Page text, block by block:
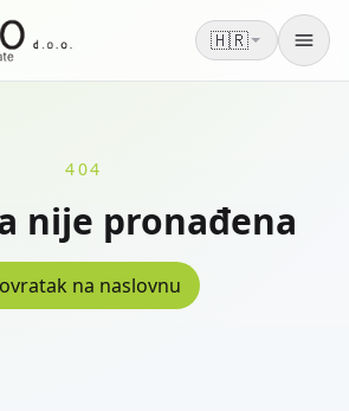
🇭🇷
404
nije pronađena
na naslovnu